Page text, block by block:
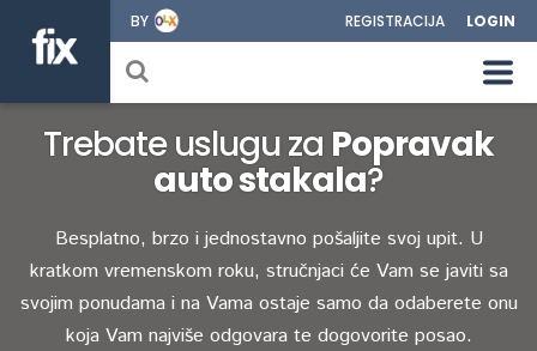
BY REGISTRACIJA LOGIN
Trebate uslugu za Popravak
auto stakala?
Besplatno, brzo i jednostavno pošaljite svoj upit. U
kratkom vremenskom roku, stručnjaci će Vam se javiti sa
svojim ponudama i na Vama ostaje samo da odaberete onu
koja Vam najviše odgovara te dogovorite posao.